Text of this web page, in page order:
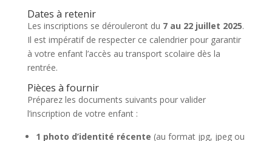
Dates à retenir
Les inscriptions se dérouleront du 7 au 22 juillet 2025.
Il est impératif de respecter ce calendrier pour garantir
à votre enfant l’accès au transport scolaire dès la
rentrée.
Pièces à fournir
Préparez les documents suivants pour valider
l’inscription de votre enfant :
1 photo d’identité récente (au format jpg, jpeg ou